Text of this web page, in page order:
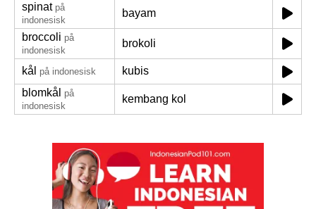
spinat på
indonesisk
bayam
broccoli på
indonesisk
brokoli
kål på indonesisk
kubis
blomkål
på
indonesisk
kembang kol